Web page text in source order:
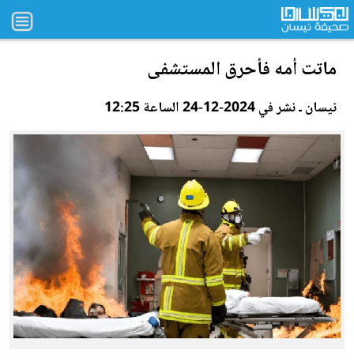
ماتت أمه فأحرق المستشفى
نيسان ـ نشر في 2024-12-24 الساعة 12:25